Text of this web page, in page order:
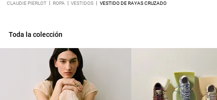
CLAUDIE PIERLOT ROPA VESTIDOS VESTIDO DE RAYAS CRUZADO
Toda la colección